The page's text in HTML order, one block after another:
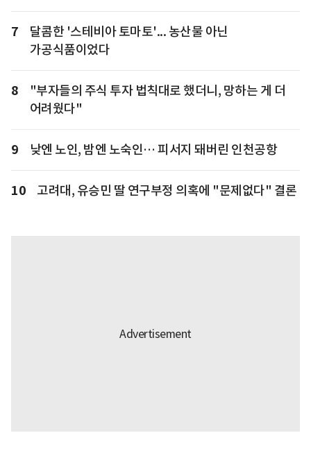
7
달콤한 '스테비아 토마토'... 농산물 아닌
가공식품이었다
8
"부자들의 주식 투자 법칙대로 했더니, 망하는 게 더
어려웠다"
9 낮엔 노인, 밤엔 노숙인… 피서지 돼버린 인천공항
10 고려대, 유승민 딸 연구부정 의혹에 "문제없다" 결론